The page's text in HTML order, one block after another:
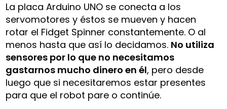
La placa Arduino UNO se conecta a los
servomotores y éstos se mueven y hacen
rotar el Fidget Spinner constantemente. O al
menos hasta que así lo decidamos. No utiliza
sensores por lo que no necesitamos
gastarnos mucho dinero en él, pero desde
luego que si necesitaremos estar presentes
para que el robot pare o continúe.